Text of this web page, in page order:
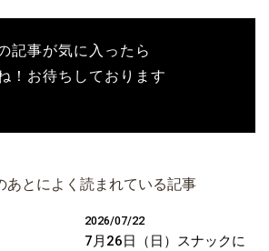
記事が気に入ったら
！お待ちしております
あとによく読まれている記事
2026/07/22
7月26日（日）スナックに